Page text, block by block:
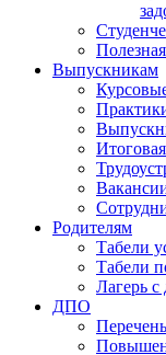
Выпускникам
Родителям
Табели
Табели
Лагерь
ДПО